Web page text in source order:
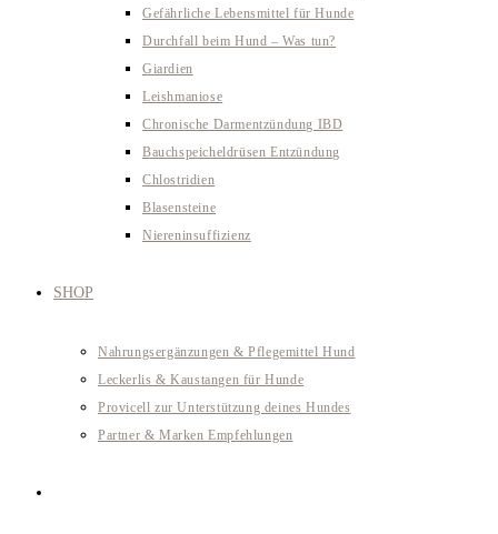
Gefährliche Lebensmittel für Hunde
Durchfall beim Hund – Was tun?
Giardien
Leishmaniose
Chronische Darmentzündung IBD
Bauchspeicheldrüsen Entzündung
Chlostridien
Blasensteine
Niereninsuffizienz
SHOP
Nahrungsergänzungen & Pflegemittel Hund
Leckerlis & Kaustangen für Hunde
Provicell zur Unterstützung deines Hundes
Partner & Marken Empfehlungen